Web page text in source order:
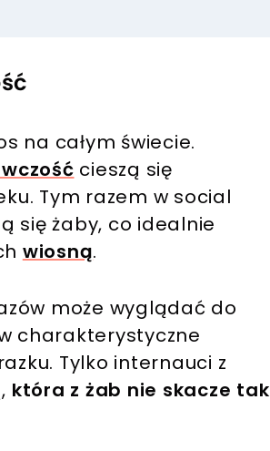
na całym świecie.
cieszą się
Tym razem w social
się żaby, co idealnie
wiosną.
może wyglądać do
charakterystyczne
Tylko internauci z
która z żab nie skacze tak